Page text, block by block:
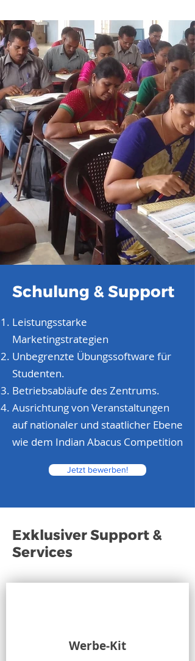
Schulung & Support
Leistungsstarke
Marketingstrategien
Unbegrenzte Übungssoftware für
Studenten.
Betriebsabläufe des Zentrums.
Ausrichtung von Veranstaltungen
auf nationaler und staatlicher Ebene
wie dem Indian Abacus Competition
Jetzt bewerben!
Exklusiver Support &
Services
Werbe-Kit